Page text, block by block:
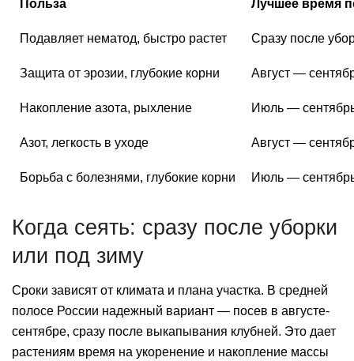
Польза Лучшее время
Подавляет нематод, быстро растет Сразу после
Защита от эрозии, глубокие корни Август —
Накопление азота, рыхление Июль —
Азот, легкость в уходе Август —
Борьба с болезнями, глубокие корни Июль —
Когда сеять: сразу после уборки
или под зиму
Сроки зависят от климата и плана участка. В средней
полосе России надежный вариант — посев в августе-
сентябре, сразу после выкапывания клубней. Это дает
растениям время на укоренение и накопление массы